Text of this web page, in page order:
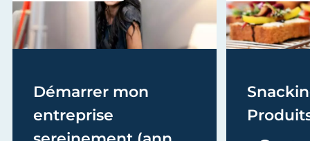
Démarrer mon
entreprise